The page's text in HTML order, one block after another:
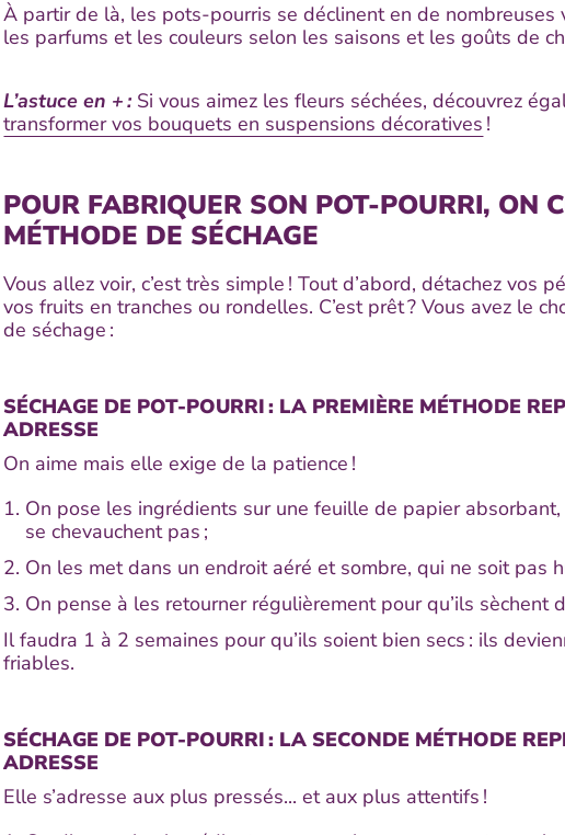
À partir de là, les pots-pourris se déclinent en de nombreuses
les parfums et les couleurs selon les saisons et les goûts de
L’astuce en + : Si vous aimez les fleurs séchées, découvrez
transformer vos bouquets en suspensions décoratives !
POUR FABRIQUER SON POT-POURRI, ON
MÉTHODE DE SÉCHAGE
Vous allez voir, c’est très simple ! Tout d’abord, détachez vos
vos fruits en tranches ou rondelles. C’est prêt ? Vous avez le
de séchage :
SÉCHAGE DE POT-POURRI : LA PREMIÈRE MÉTHODE
ADRESSE
On aime mais elle exige de la patience !
On pose les ingrédients sur une feuille de papier absorbant,
se chevauchent pas ;
On les met dans un endroit aéré et sombre, qui ne soit pas
On pense à les retourner régulièrement pour qu’ils sèchent
Il faudra 1 à 2 semaines pour qu’ils soient bien secs : ils
friables.
SÉCHAGE DE POT-POURRI : LA SECONDE MÉTHODE
ADRESSE
Elle s’adresse aux plus pressés... et aux plus attentifs !